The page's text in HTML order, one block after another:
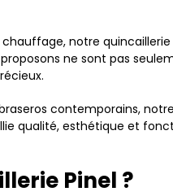
notre
ne sont pas
contemporains,
qualité, esthétique et
Pinel ?